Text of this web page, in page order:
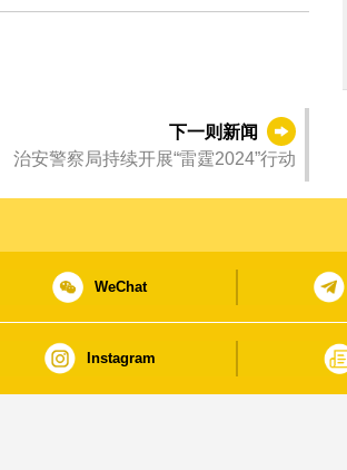
下一则新闻
治安警察局持续开展“雷霆2024”行动
WeChat
Instagram